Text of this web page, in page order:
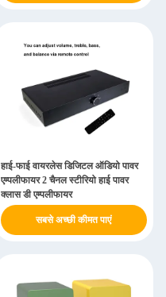
हाई-फाई वायरलेस डिजिटल ऑडियो पावर
एम्पलीफायर 2 चैनल स्टीरियो हाई पावर
क्लास डी एम्पलीफायर
सबसे अच्छी कीमत पाएं